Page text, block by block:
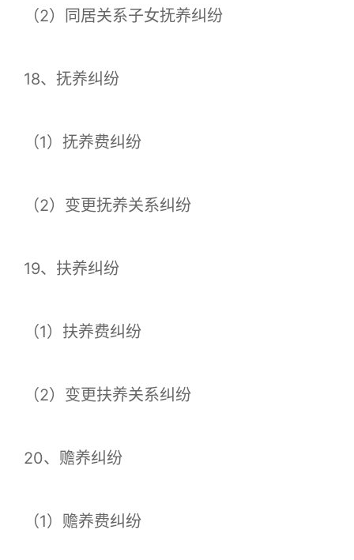
（2）同居关系子女抚养纠纷
18、抚养纠纷
（1）抚养费纠纷
（2）变更抚养关系纠纷
19、扶养纠纷
（1）扶养费纠纷
（2）变更扶养关系纠纷
20、赡养纠纷
（1）赡养费纠纷